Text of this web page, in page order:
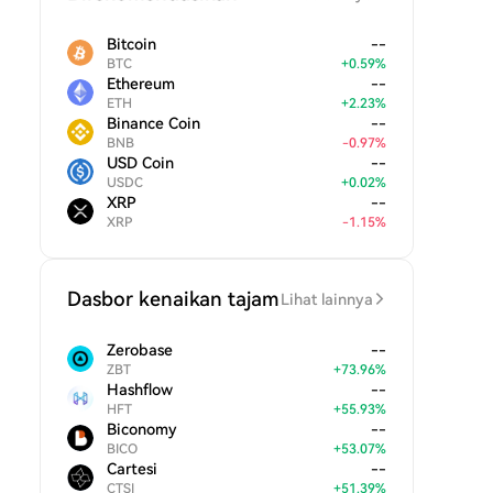
Bitcoin
BTC
--
+0.59%
Ethereum
ETH
--
+2.23%
Binance Coin
BNB
--
-0.97%
USD Coin
USDC
--
+0.02%
XRP
XRP
--
-1.15%
Dasbor kenaikan tajamLihat lainnya
Zerobase
ZBT
--
+73.96%
Hashflow
HFT
--
+55.93%
Biconomy
BICO
--
+53.07%
Cartesi
CTSI
--
+51.39%